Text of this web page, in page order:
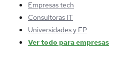
Empresas tech
Consultoras IT
Universidades y FP
Ver todo para empresas